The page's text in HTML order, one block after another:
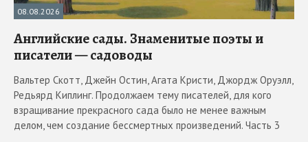
08.08.2026
Английские сады. Знаменитые поэты и
писатели — садоводы
Вальтер Скотт, Джейн Остин, Агата Кристи, Джордж Оруэлл,
Редьярд Киплинг. Продолжаем тему писателей, для кого
взращивание прекрасного сада было не менее важным
делом, чем создание бессмертных произведений. Часть 3